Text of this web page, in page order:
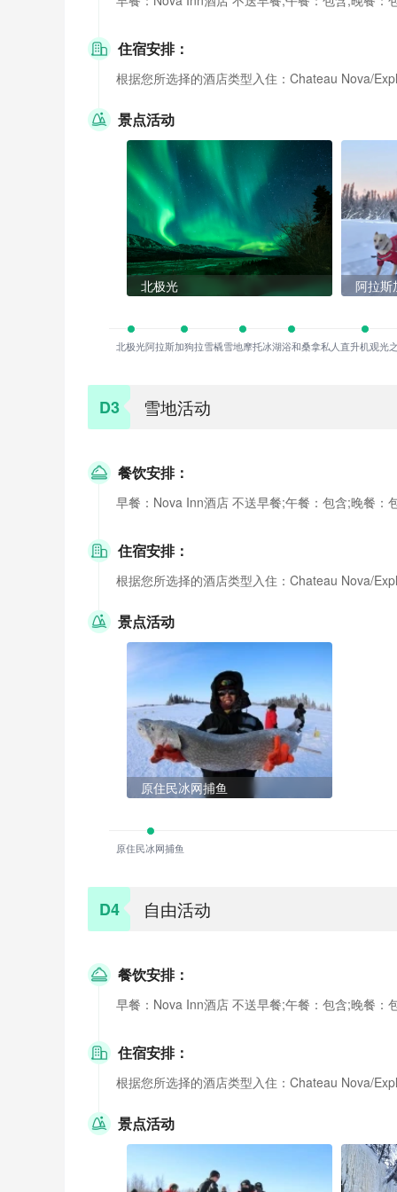
住宿安排：
根据您所选择的酒店类型入住：Chateau Nova/
景点活动
北极光 阿拉斯
北极光阿拉斯加狗拉雪橇雪地摩托冰湖浴和桑拿私人直升机观光
D3 雪地活动
餐饮安排：
早餐：Nova Inn酒店 不送早餐;午餐：包含;晚餐：
住宿安排：
根据您所选择的酒店类型入住：Chateau Nova/
景点活动
原住民冰网捕鱼
原住民冰网捕鱼
D4 自由活动
餐饮安排：
早餐：Nova Inn酒店 不送早餐;午餐：包含;晚餐：
住宿安排：
根据您所选择的酒店类型入住：Chateau Nova/
景点活动